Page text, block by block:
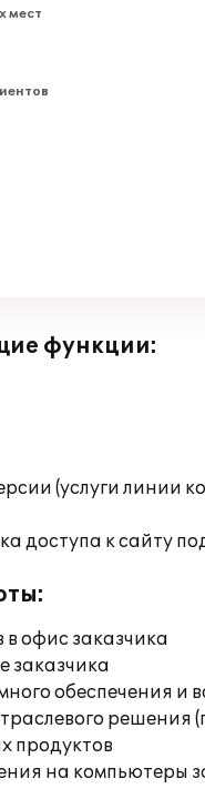
мест
функции:
(услуги линии
доступа к сайту
офис заказчика
заказчика
обеспечения и
решения
продуктов
на компьютеры